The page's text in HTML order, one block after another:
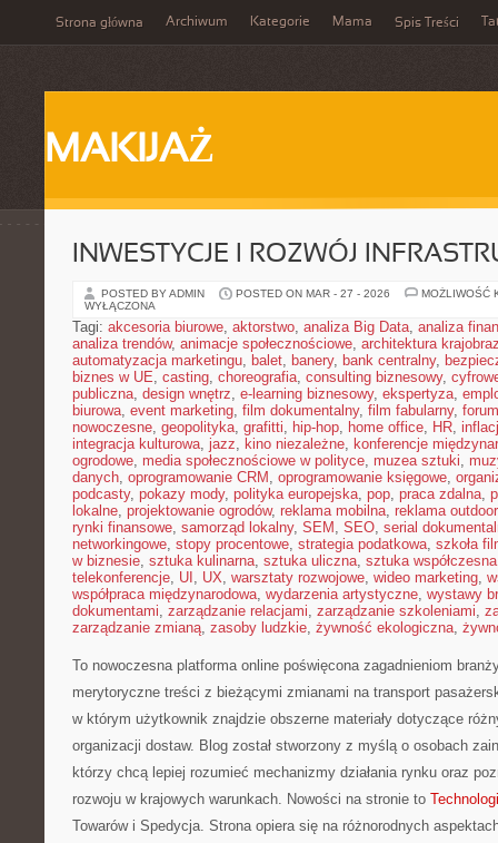
Strona główna Archiwum Kategorie Mama Spis Treści
MAKIJAŻ
INWESTYCJE I ROZWÓJ
POSTED BY ADMIN POSTED ON MAR - 27 - 2026
MOŻLIWOŚĆ
WYŁĄCZONA
Tagi: akcesoria biurowe, aktorstwo, analiza Big Data, analiza
analiza trendów, animacje społecznościowe, architektura
automatyzacja marketingu, balet, banery, bank centralny,
biznes w UE, casting, choreografia, consulting biznesowy,
publiczna, design wnętrz, e-learning biznesowy, ekspertyza,
biurowa, event marketing, film dokumentalny, film fabularny,
nowoczesne, geopolityka, grafitti, hip-hop, home office, HR,
integracja kulturowa, jazz, kino niezależne, konferencje
ogrodowe, media społecznościowe w polityce, muzea sztuki,
danych, oprogramowanie CRM , oprogramowanie księgowe,
podcasty, pokazy mody, polityka europejska, pop, praca zdalna,
lokalne, projektowanie ogrodów, reklama mobilna, reklama outdoor
rynki finansowe, samorząd lokalny, SEM , SEO, serial
networkingowe, stopy procentowe, strategia podatkowa, szkoła
w biznesie, sztuka kulinarna, sztuka uliczna, sztuka współczesna
telekonferencje, UI , UX, warsztaty rozwojowe, wideo marketing,
współpraca międzynarodowa, wydarzenia artystyczne, wystawy
dokumentami, zarządzanie relacjami, zarządzanie szkoleniami,
zarządzanie zmianą, zasoby ludzkie, żywność ekologiczna,
To nowoczesna platforma online poświęcona zagadnieniom
merytoryczne treści z bieżącymi zmianami na transport
w którym użytkownik znajdzie obszerne materiały dotyczące
organizacji dostaw. Blog został stworzony z myślą o osobach
którzy chcą lepiej rozumieć mechanizmy działania rynku oraz
rozwoju w krajowych warunkach. Nowości na stronie to
Towarów i Spedycja. Strona opiera się na różnorodnych